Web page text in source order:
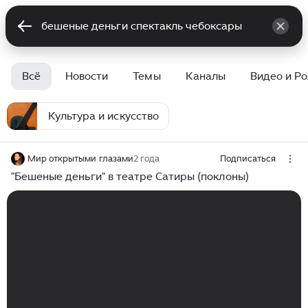
Всё Новости Темы Каналы Видео и
Культура и искусство
Мир открытыми глазами2 года Подписаться
"Бешеные деньги" в театре Сатиры (поклоны)